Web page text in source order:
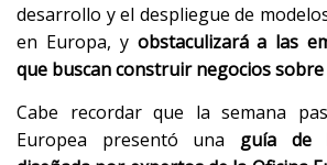
desarrollo y el despliegue de
en Europa, y obstaculizará a las
que buscan construir negocios
Cabe recordar que la semana
Europea presentó una guía de